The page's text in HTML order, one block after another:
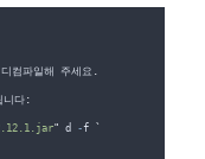
디컴파일해 주세요
니다:
" d -f
`